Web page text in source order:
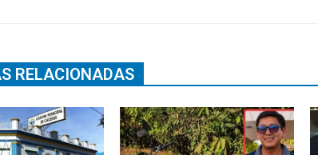
RELACIONADAS